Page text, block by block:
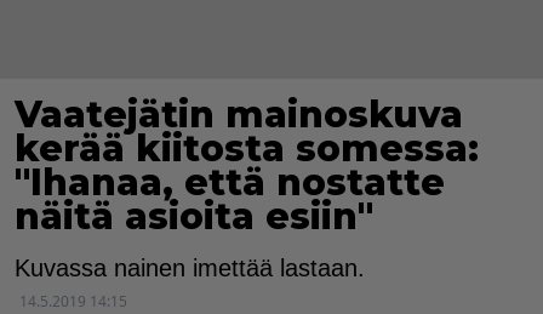
Vaatejätin mainoskuva
kerää kiitosta somessa:
"Ihanaa, että nostatte
näitä asioita esiin"
Kuvassa nainen imettää lastaan.
14.5.2019 14:15